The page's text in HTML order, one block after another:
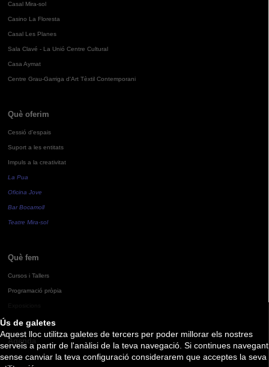
Ús de galetes
Aquest lloc utilitza galetes de tercers per poder millorar els nostres
serveis a partir de l'anàlisi de la teva navegació. Si continues navegant
sense canviar la teva configuració considerarem que acceptes la seva
Casal Mira-sol
Casino La Floresta
Casal Les Planes
Sala Clavé - La Unió Centre Cultural
Casa Aymat
Centre Grau-Garriga d'Art Tèxtil Contemporani
Què oferim
Cessió d'espais
Suport a les entitats
Impuls a la creativitat
La Pua
Oficina Jove
Bar Bocamoll
Teatre Mira-sol
Què fem
Cursos i Tallers
Programació pròpia
Agenda